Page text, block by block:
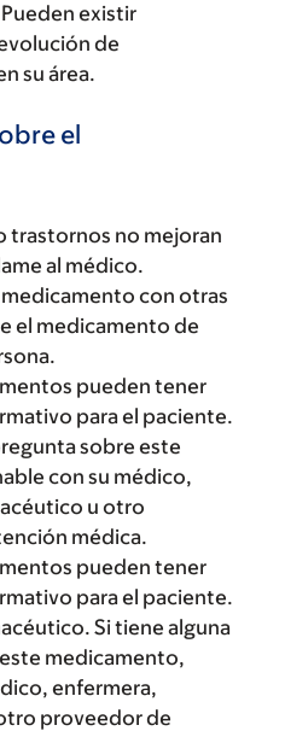
existir
de
su área.
el
trastornos no mejoran
al médico.
con otras
el medicamento de
pueden tener
para el paciente.
sobre este
con su médico,
u otro
médica.
pueden tener
para el paciente.
Si tiene alguna
medicamento,
enfermera,
proveedor de